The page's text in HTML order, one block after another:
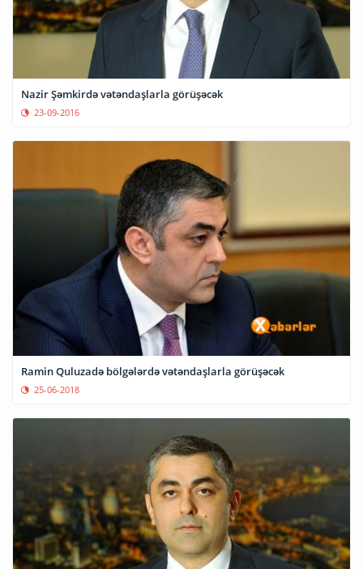
Nazir Şəmkirdə vətəndaşlarla görüşəcək
23-09-2016
Ramin Quluzadə bölgələrdə vətəndaşlarla görüşəcək
25-06-2018